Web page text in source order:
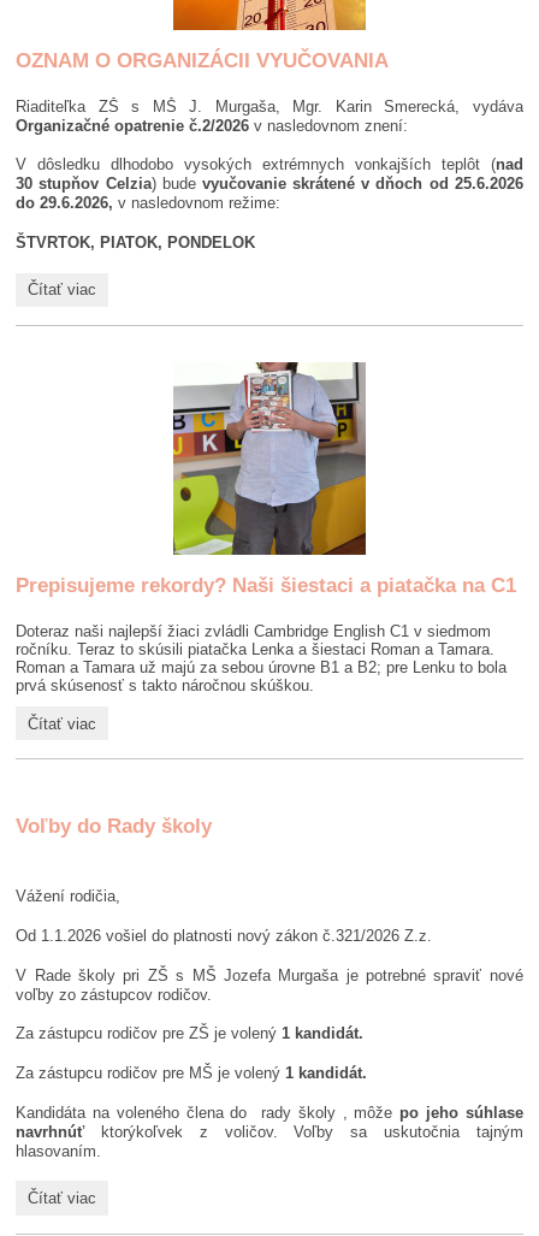
OZNAM O ORGANIZÁCII VYUČOVANIA
Riaditeľka ZŠ s MŠ J. Murgaša, Mgr. Karin Smerecká, vydáva
Organizačné opatrenie č.2/2026v nasledovnom znení:
V dôsledku dlhodobo vysokých extrémnych vonkajších teplôt (nad
30 stupňov Celzia) bude vyučovanie skrátené v dňoch od 25.6.2026
do 29.6.2026,v nasledovnom režime:
ŠTVRTOK, PIATOK, PONDELOK
OZNAM
ORGANIZÁCII
Čítať viac
Prepisujeme rekordy? Naši šiestaci a piatačka na C1
Doteraz naši najlepší žiaci zvládli Cambridge English C1 v siedmom
ročníku. Teraz to skúsili piatačka Lenka a šiestaci Roman a Tamara.
Roman a Tamara už majú za sebou úrovne B1 a B2; pre Lenku to bola
prvá skúsenosť s takto náročnou skúškou.
Prepisujeme
Naši
na
Čítať viac
Voľby do Rady školy
Vážení rodičia,
Od 1.1.2026 vošiel do platnosti nový zákon č.321/2026 Z.z.
V Rade školy pri ZŠ s MŠ Jozefa Murgaša je potrebné spraviť nové
voľby zo zástupcov rodičov.
Za zástupcu rodičov pre ZŠ je volený1 kandidát.
Za zástupcu rodičov pre MŠ je volený 1 kandidát.
Kandidáta na voleného člena do rady školy , môže po jeho súhlase
navrhnúť ktorýkoľvek z voličov. Voľby sa uskutočnia tajným
hlasovaním.
Voľby
Čítať viac